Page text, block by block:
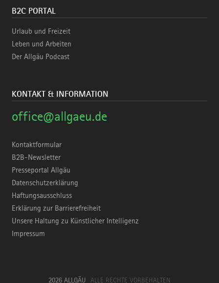
B2C PORTAL
Urlaub und Freizeit
Leben und Arbeiten
Der Allgäu Podcast
KONTAKT & INFORMATION
office@allgaeu.de
Kontaktformular
B2B-Newsletter
Presseportal Allgäu
Datenschutzerklärung
Haftungsausschluss
Erklärung zur Barrierefreiheit
Unsere Haltung zu Künstlicher Intelligenz
Impressum
2026 ALLGÄU ALLE RECHTE VORBEHALTEN